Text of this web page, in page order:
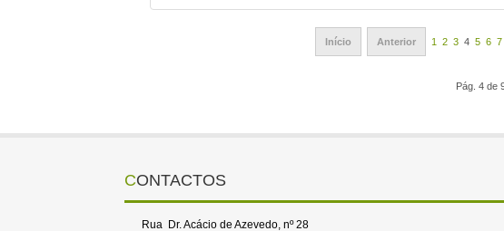
Início Anterior 1 2 3 4 5 6 7
Pág. 4 de
CONTACTOS
Rua Dr. Acácio de Azevedo, nº 28